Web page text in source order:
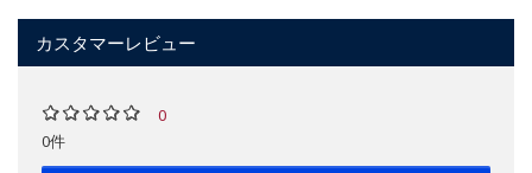
カスタマーレビュー
0
0件